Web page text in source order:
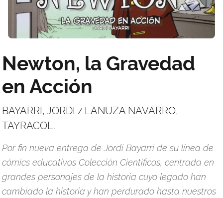
Newton, la Gravedad
en Acción
BAYARRI, JORDI / LANUZA NAVARRO,
TAYRACOL.
Por fin nueva entrega de Jordi Bayarri de su línea de
cómics educativos Colección Científicos, centrada en
grandes personajes de la historia cuyo legado han
cambiado la historia y han perdurado hasta nuestros